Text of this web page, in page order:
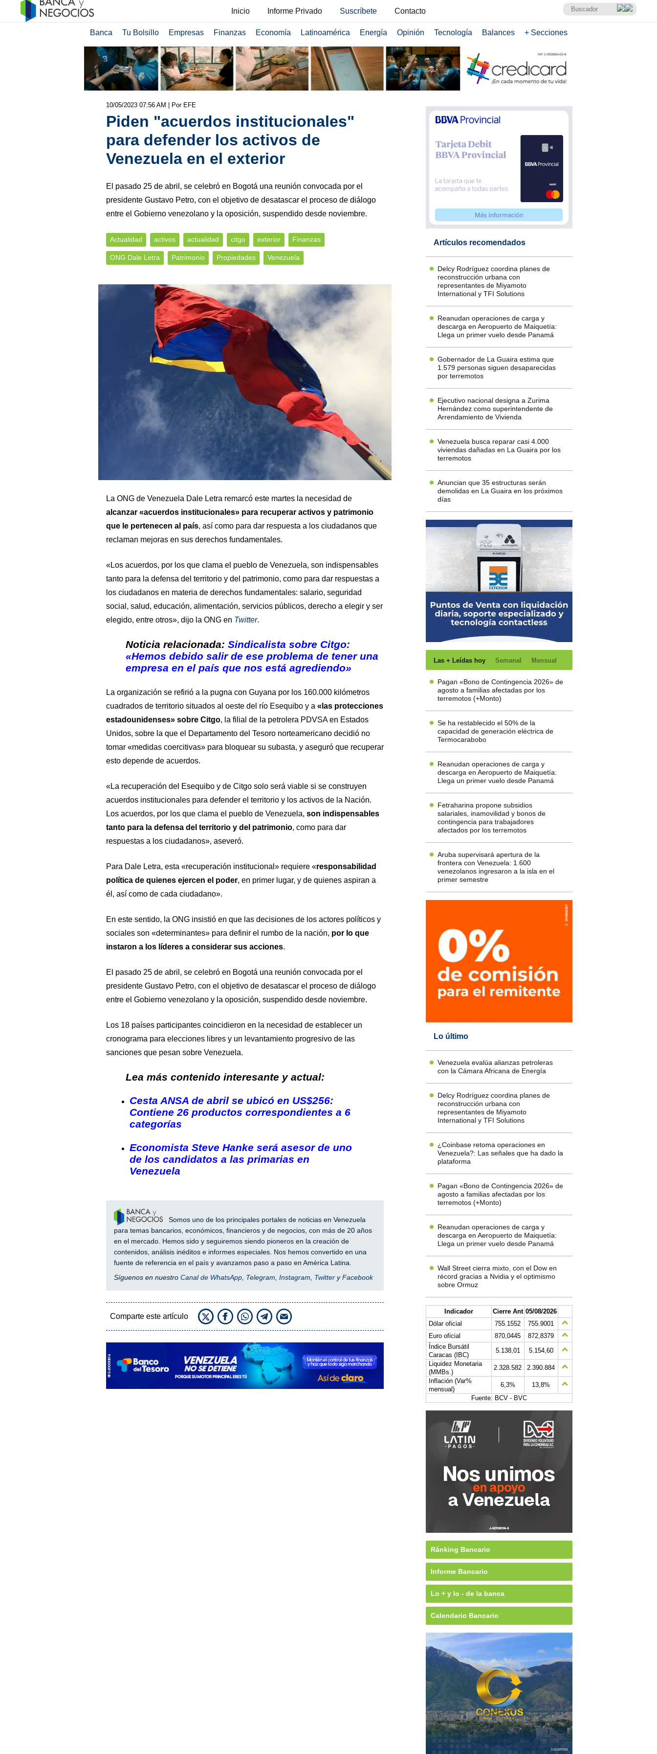
Inicio Informe Privado Suscríbete Contacto
Banca Tu Bolsillo Empresas Finanzas Economía Latinoamérica Energía Opinión Tecnología Balances + Secciones
10/05/2023 07:56 AM | Por EFE
Piden "acuerdos institucionales"
para defender los activos de
Venezuela en el exterior
El pasado 25 de abril, se celebró en Bogotá una reunión convocada por el
presidente Gustavo Petro, con el objetivo de desatascar el proceso de diálogo
entre el Gobierno venezolano y la oposición, suspendido desde noviembre.
Actualidad activos actualidad citgo exterior Finanzas
ONG Dale Letra Patrimonio Propiedades Venezuela
La ONG de Venezuela Dale Letra remarcó este martes la necesidad de
alcanzar «acuerdos institucionales» para recuperar activos y patrimonio
que le pertenecen al país, así como para dar respuesta a los ciudadanos que
reclaman mejoras en sus derechos fundamentales.
«Los acuerdos, por los que clama el pueblo de Venezuela, son indispensables
tanto para la defensa del territorio y del patrimonio, como para dar respuestas a
los ciudadanos en materia de derechos fundamentales: salario, seguridad
social, salud, educación, alimentación, servicios públicos, derecho a elegir y ser
elegido, entre otros», dijo la ONG en Twitter.
Noticia relacionada: Sindicalista sobre Citgo:
«Hemos debido salir de ese problema de tener una
empresa en el país que nos está agrediendo»
La organización se refirió a la pugna con Guyana por los 160.000 kilómetros
cuadrados de territorio situados al oeste del río Esequibo y a «las protecciones
estadounidenses» sobre Citgo, la filial de la petrolera PDVSA en Estados
Unidos, sobre la que el Departamento del Tesoro norteamericano decidió no
tomar «medidas coercitivas» para bloquear su subasta, y aseguró que recuperar
esto depende de acuerdos.
«La recuperación del Esequibo y de Citgo solo será viable si se construyen
acuerdos institucionales para defender el territorio y los activos de la Nación.
Los acuerdos, por los que clama el pueblo de Venezuela, son indispensables
tanto para la defensa del territorio y del patrimonio, como para dar
respuestas a los ciudadanos», aseveró.
Para Dale Letra, esta «recuperación institucional» requiere «responsabilidad
política de quienes ejercen el poder, en primer lugar, y de quienes aspiran a
él, así como de cada ciudadano».
En este sentido, la ONG insistió en que las decisiones de los actores políticos y
sociales son «determinantes» para definir el rumbo de la nación, por lo que
instaron a los líderes a considerar sus acciones.
El pasado 25 de abril, se celebró en Bogotá una reunión convocada por el
presidente Gustavo Petro, con el objetivo de desatascar el proceso de diálogo
entre el Gobierno venezolano y la oposición, suspendido desde noviembre.
Los 18 países participantes coincidieron en la necesidad de establecer un
cronograma para elecciones libres y un levantamiento progresivo de las
sanciones que pesan sobre Venezuela.
Lea más contenido interesante y actual:
Cesta ANSA de abril se ubicó en US$256:
Contiene 26 productos correspondientes a 6
categorías
Economista Steve Hanke será asesor de uno
de los candidatos a las primarias en
Venezuela
Somos uno de los principales portales de noticias en Venezuela
para temas bancarios, económicos, financieros y de negocios, con más de 20 años
en el mercado. Hemos sido y seguiremos siendo pioneros en la creación de
contenidos, análisis inéditos e informes especiales. Nos hemos convertido en una
fuente de referencia en el país y avanzamos paso a paso en América Latina.
Síguenos en nuestro Canal de WhatsApp, Telegram Instagram TwitteryFacebook
Comparte este artículo
Artículos recomendados
Delcy Rodríguez coordina planes de
reconstrucción urbana con
representantes de Miyamoto
International y TFI Solutions
Reanudan operaciones de carga y
descarga en Aeropuerto de Maiquetía:
Llega un primer vuelo desde Panamá
Gobernador de La Guaira estima que
1.579 personas siguen desaparecidas
por terremotos
Ejecutivo nacional designa a Zurima
Hernández como superintendente de
Arrendamiento de Vivienda
Venezuela busca reparar casi 4.000
viviendas dañadas en La Guaira por los
terremotos
Anuncian que 35 estructuras serán
demolidas en La Guaira en los próximos
días
Las + Leídas hoy Semanal Mensual
Pagan «Bono de Contingencia 2026» de
agosto a familias afectadas por los
terremotos (+Monto)
Se ha restablecido el 50% de la
capacidad de generación eléctrica de
Termocarabobo
Reanudan operaciones de carga y
descarga en Aeropuerto de Maiquetía:
Llega un primer vuelo desde Panamá
Fetraharina propone subsidios
salariales, inamovilidad y bonos de
contingencia para trabajadores
afectados por los terremotos
Aruba supervisará apertura de la
frontera con Venezuela: 1.600
venezolanos ingresaron a la isla en el
primer semestre
Lo último
Venezuela evalúa alianzas petroleras
con la Cámara Africana de Energía
Delcy Rodríguez coordina planes de
reconstrucción urbana con
representantes de Miyamoto
International y TFI Solutions
¿Coinbase retoma operaciones en
Venezuela?: Las señales que ha dado la
plataforma
Pagan «Bono de Contingencia 2026» de
agosto a familias afectadas por los
terremotos (+Monto)
Reanudan operaciones de carga y
descarga en Aeropuerto de Maiquetía:
Llega un primer vuelo desde Panamá
Wall Street cierra mixto, con el Dow en
récord gracias a Nvidia y el optimismo
sobre Ormuz
Indicador Cierre Ant 05/08/2026
Dólar oficial
755.1552
755.9001
Euro oficial
870,0445
872,8379
Índice Bursátil
Caracas (IBC)
5.138,01
5.154,60
Liquidez Monetaria
(MMBs.)
2.328.582
2.390.884
Inflación (Var%
mensual)
6,3%
13,8%
Fuente: BCV - BVC
Ránking Bancario
Informe Bancario
Lo + y lo - de la banca
Calendario Bancario